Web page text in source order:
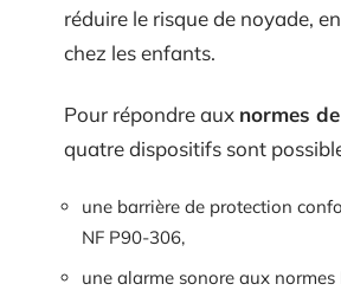
réduire le risque de noyade,
chez les enfants.
Pour répondre aux normes
quatre dispositifs sont
une barrière de protection
NF P90-306,
une alarme sonore aux normes